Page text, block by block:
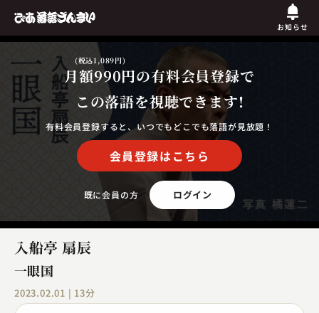
お知らせ
月額990円
(税込1,089円)
の有料会員登録で
この落語を視聴できます!
有料会員登録すると、いつでもどこでも落語が見放題！
会員登録はこちら
既に会員の方 ログイン
入船亭 扇辰
一眼国
2023.02.01 | 13分